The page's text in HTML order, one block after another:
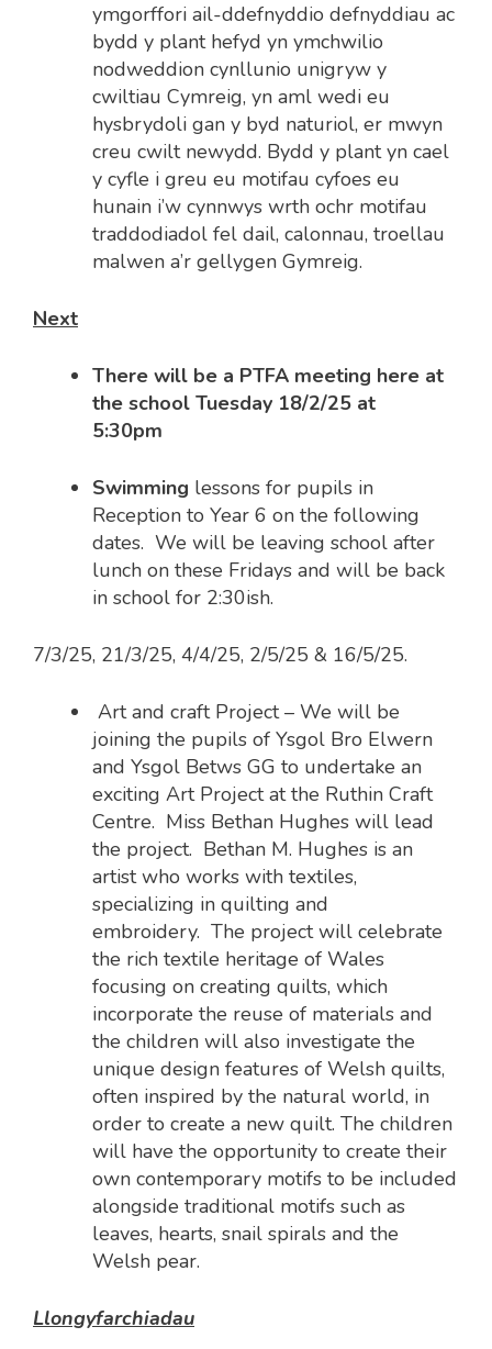
ymgorffori ail-ddefnyddio defnyddiau ac
bydd y plant hefyd yn ymchwilio
nodweddion cynllunio unigryw y
cwiltiau Cymreig, yn aml wedi eu
hysbrydoli gan y byd naturiol, er mwyn
creu cwilt newydd. Bydd y plant yn cael
y cyfle i greu eu motifau cyfoes eu
hunain i’w cynnwys wrth ochr motifau
traddodiadol fel dail, calonnau, troellau
malwen a’r gellygen Gymreig.
Next
There will be a PTFA meeting here at
the school Tuesday 18/2/25 at
5:30pm
Swimming lessons for pupils in
Reception to Year 6 on the following
dates. We will be leaving school after
lunch on these Fridays and will be back
in school for 2:30ish.
7/3/25, 21/3/25, 4/4/25, 2/5/25 & 16/5/25.
Art and craft Project – We will be
joining the pupils of Ysgol Bro Elwern
and Ysgol Betws GG to undertake an
exciting Art Project at the Ruthin Craft
Centre. Miss Bethan Hughes will lead
the project. Bethan M. Hughes is an
artist who works with textiles,
specializing in quilting and
embroidery. The project will celebrate
the rich textile heritage of Wales
focusing on creating quilts, which
incorporate the reuse of materials and
the children will also investigate the
unique design features of Welsh quilts,
often inspired by the natural world, in
order to create a new quilt. The children
will have the opportunity to create their
own contemporary motifs to be included
alongside traditional motifs such as
leaves, hearts, snail spirals and the
Welsh pear.
Llongyfarchiadau